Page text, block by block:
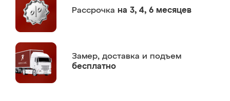
Рассрочка на 3, 4, 6 месяцев
Замер, доставка и подъем
бесплатно